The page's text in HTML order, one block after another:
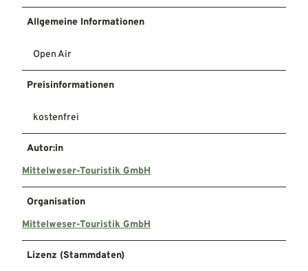
Allgemeine Informationen
Open Air
Preisinformationen
kostenfrei
Autor:in
Mittelweser-Touristik GmbH
Organisation
Mittelweser-Touristik GmbH
Lizenz (Stammdaten)